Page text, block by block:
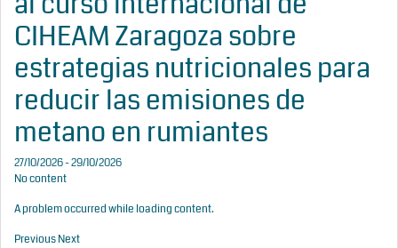
CIHEAM Zaragoza sobre
estrategias nutricionales para
reducir las emisiones de
metano en rumiantes
27/10/2026 - 29/10/2026
No content
A problem occurred while loading content.
PreviousNext